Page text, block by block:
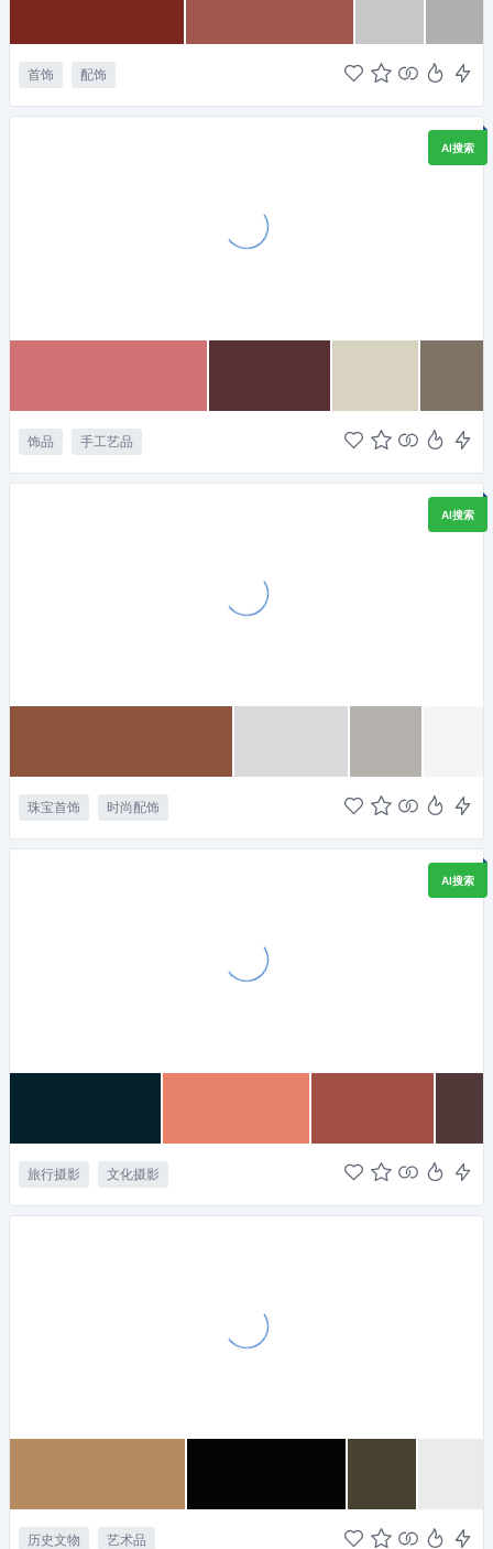
首饰 配饰
AI搜索
饰品 手工艺品
AI搜索
珠宝首饰 时尚配饰
AI搜索
旅行摄影 文化摄影
历史文物 艺术品